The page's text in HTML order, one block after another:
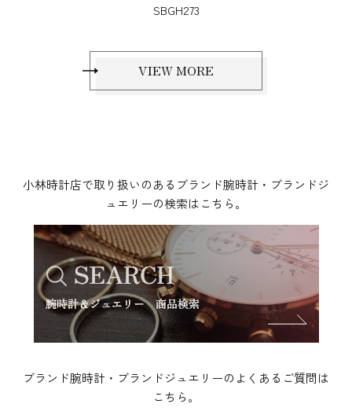
SBGH273
VIEW MORE
小林時計店で取り扱いのあるブランド腕時計・ブランドジ
ュエリーの検索はこちら。
ブランド腕時計・ブランドジュエリーのよくあるご質問は
こちら。